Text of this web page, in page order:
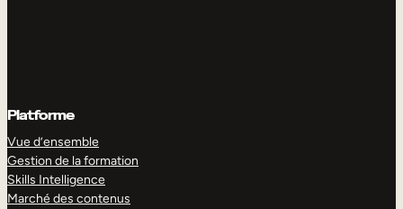
Platforme
Vue d’ensemble
Gestion de la formation
Skills Intelligence
Marché des contenus